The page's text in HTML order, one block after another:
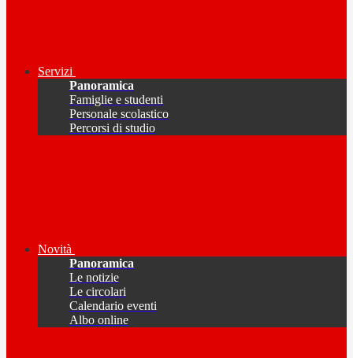
Servizi
Panoramica
Famiglie e studenti
Personale scolastico
Percorsi di studio
Novità
Panoramica
Le notizie
Le circolari
Calendario eventi
Albo online